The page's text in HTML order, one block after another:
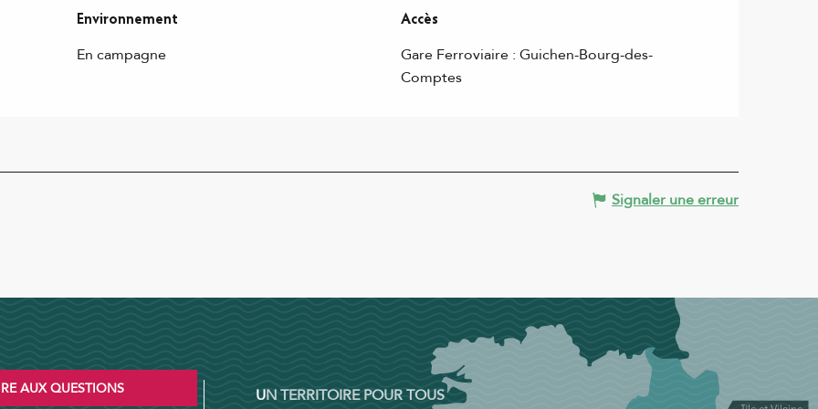
Environnement
Environnement
En campagne
Accès
Accès
Gare Ferroviaire : Guichen-Bourg-des-
Comptes
Signaler une erreur
AUX QUESTIONS UN TERRITOIRE POUR TOUS